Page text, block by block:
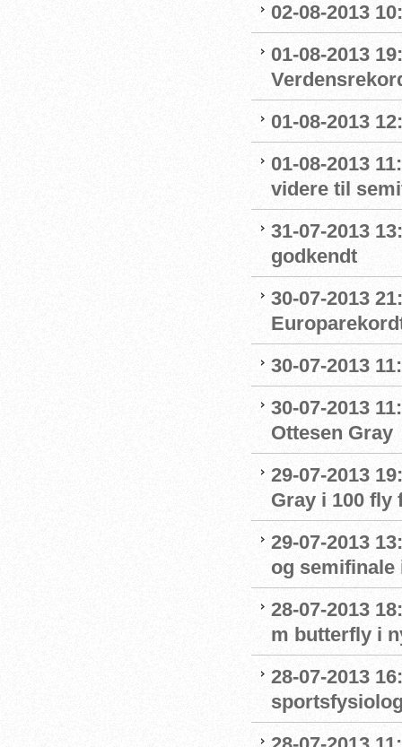
02-08-2013
01-08-2013
01-08-2013
01-08-2013
videre til
31-07-2013
godkendt
30-07-2013
30-07-2013
30-07-2013
Ottesen Gray
29-07-2013
Gray i 100 fly
29-07-2013
og
28-07-2013
m butterfly i
28-07-2013